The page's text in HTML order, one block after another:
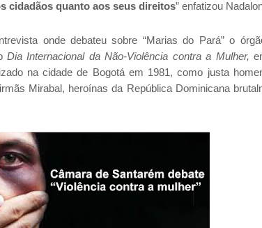
cidadãos quanto aos seus direitos” enfatizou
onde debateu sobre “Marias do Pará” o
Dia Internacional da Não-Violência contra a Mulher,
na cidade de Bogotá em 1981, como justa
Mirabal, heroínas da República Dominicana